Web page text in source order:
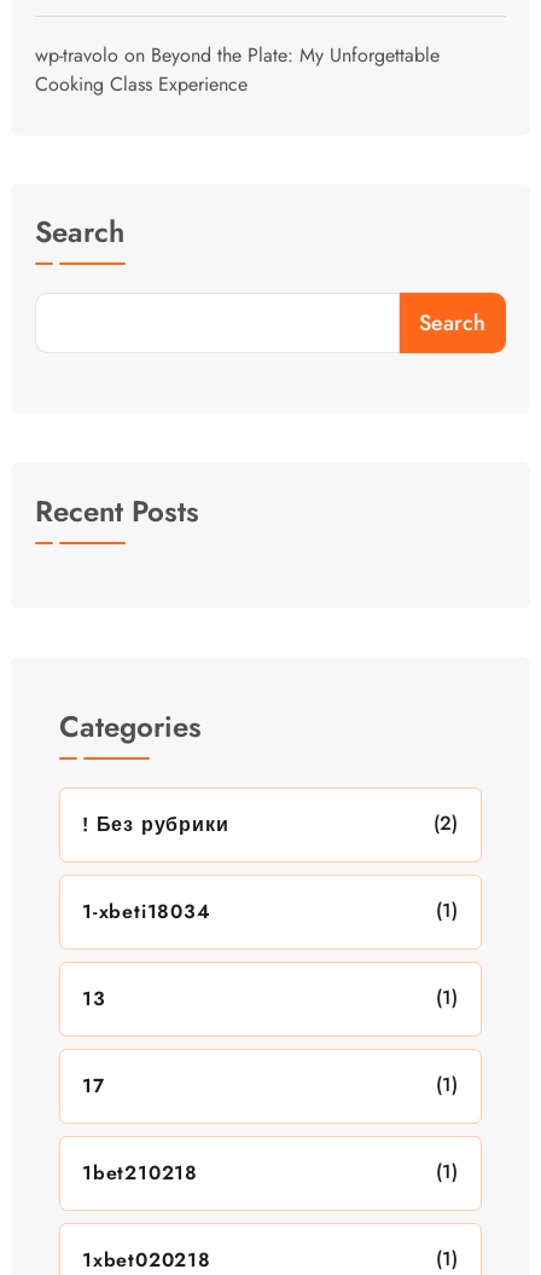
wp-travolo on Beyond the Plate: My Unforgettable
Cooking Class Experience
Search
Search
Recent Posts
Categories
! Без рубрики (2)
1-xbeti18034 (1)
13 (1)
17 (1)
1bet210218 (1)
1xbet020218 (1)